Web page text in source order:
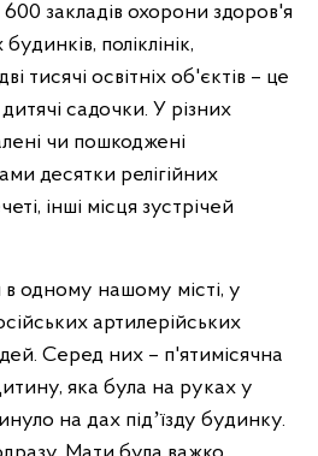
закладів охорони здоров'я
поліклінік,
тисячі освітніх об'єктів – це
садочки. У різних
чи пошкоджені
десятки релігійних
інші місця зустрічей
в одному нашому місті, у
артилерійських
Серед них – п'ятимісячна
яка була на руках у
на дах підʼїзду будинку.